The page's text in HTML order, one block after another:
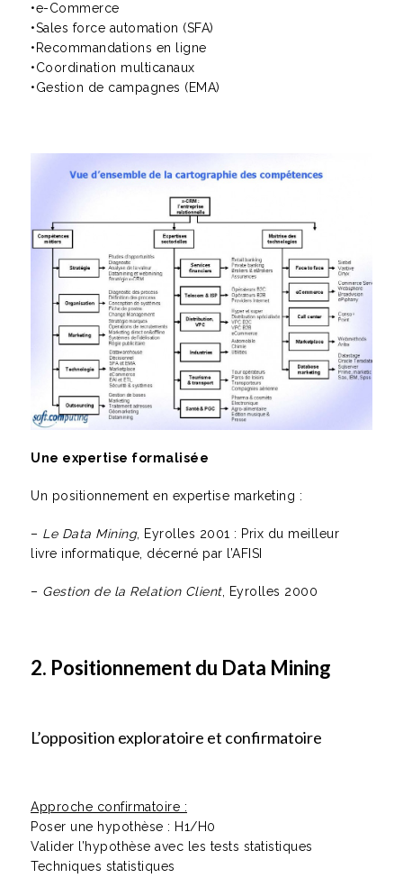
•e-Commerce
•Sales force automation (SFA)
•Recommandations en ligne
•Coordination multicanaux
•Gestion de campagnes (EMA)
Une expertise formalisée
Un positionnement en expertise marketing :
– Le Data Mining, Eyrolles 2001 : Prix du meilleur
livre informatique, décerné par l’AFISI
– Gestion de la Relation Client, Eyrolles 2000
2. Positionnement du Data Mining
L’opposition exploratoire et confirmatoire
Approche confirmatoire :
Poser une hypothèse : H1/H0
Valider l’hypothèse avec les tests statistiques
Techniques statistiques